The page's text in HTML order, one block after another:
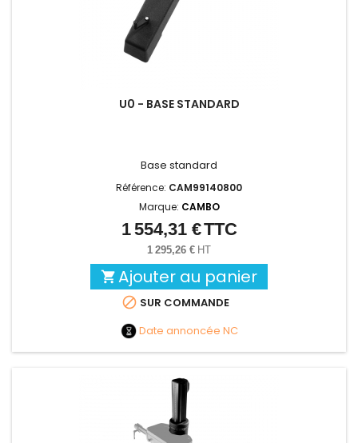
U0 - BASE STANDARD
Base standard
Référence: CAM99140800
Marque: CAMBO
Prix
1 554,31 €TTC
1 295,26 € HT
 Ajouter au panier
 SUR COMMANDE
Date annoncée NC